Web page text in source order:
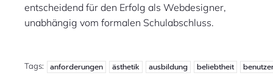
entscheidend für den Erfolg als Webdesigner,
unabhängig vom formalen Schulabschluss.
Tags: anforderungen ästhetik ausbildung beliebtheit